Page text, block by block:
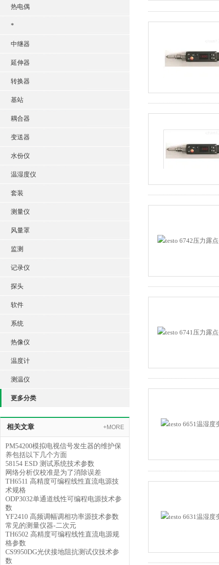
热电偶
*
中继器
延伸器
转换器
基站
耦合器
变送器
水份仪
温湿度仪
套装
测量仪
风量罩
监测
记录仪
探头
软件
系统
热像仪
温度计
测温仪
更多分类
相关文章 +MORE
PM54200模拟电视信号发生器的维护保
养包括以下几个方面
58154 ESD 测试系统技术参数
网络分析仪校准是为了消除误差
TH6511 高精度可编程线性直流电源技
术规格
ODP3032单通道线性可编程电源技术参
数
YF2410 高频调幅调相功率源技术参数
常见的测量仪器-二次元
TH6502 高精度可编程线性直流电源规
格参数
CS9950DG光伏接地阻抗测试仪技术参
数